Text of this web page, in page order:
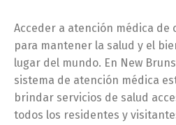
Acceder a atención médica
para mantener la salud y el
lugar del mundo. En New
sistema de atención médica
brindar servicios de salud
todos los residentes y